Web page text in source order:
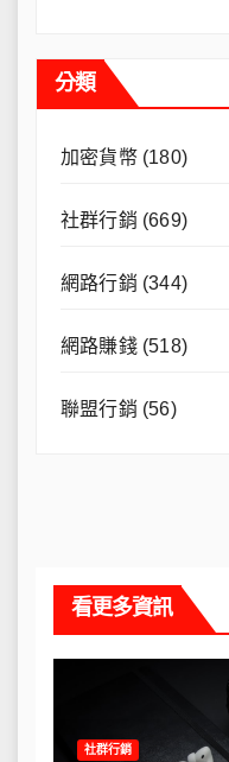
分類
加密貨幣(180)
社群行銷 (669)
網路行銷 (344)
網路賺錢(518)
聯盟行銷 (56)
看更多資訊
社群行銷